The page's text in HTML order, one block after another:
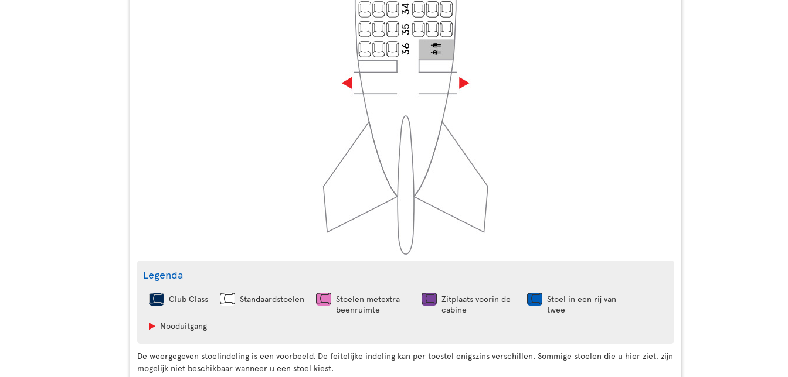
Legenda
Club Class Standaardstoelen
Stoelen metextra
beenruimte
Zitplaats voorin de
cabine
Stoel in een rij van
twee
Nooduitgang
De weergegeven stoelindeling is een voorbeeld. De feitelijke indeling kan per toestel enigszins verschillen. Sommige stoelen die u hier ziet, zijn
mogelijk niet beschikbaar wanneer u een stoel kiest.